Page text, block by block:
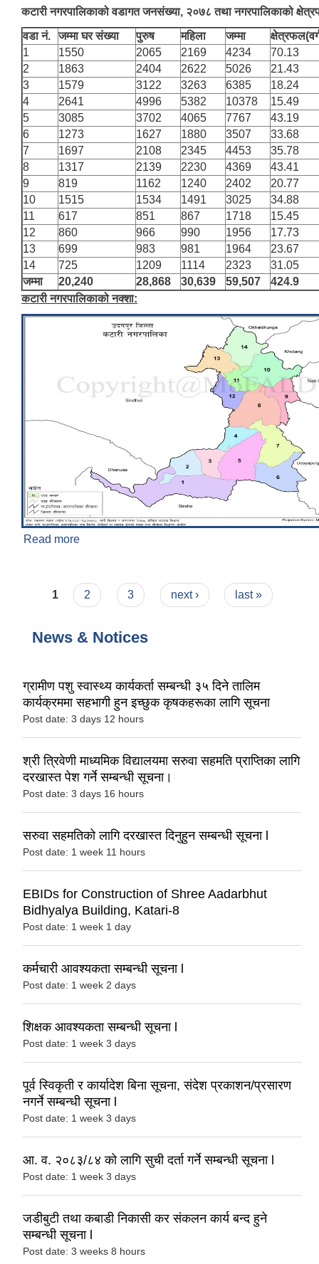
कटारी नगरपालिकाको वडागत जनसंख्या, २०७८ तथा नगरपालिकाको
वडा नं.
जम्मा घर संख्या पुरुष महिला जम्मा
1
1550 2065 2169 4234
70.13
2
1863 2404 2622 5026
21.43
3
1579 3122 3263 6385
18.24
4
2641 4996 5382 10378
15.49
5
3085 3702 4065 7767
43.19
6
1273 1627 1880 3507
33.68
7
1697 2108 2345 4453
35.78
8
1317 2139 2230 4369
43.41
9
819 1162 1240 2402
20.77
10
1515 1534 1491 3025
34.88
11
617 851 867 1718
15.45
12
860 966 990 1956
17.73
13
699 983 981 1964
23.67
14
725 1209 1114 2323
31.05
जम्मा
20,240 28,868 30,639 59,507
424.9
कटारी नगरपालिकाको नक्शा:
Read more
Pages
1 2 3 next › last »
News & Notices
ग्रामीण पशु स्वास्थ्य कार्यकर्ता सम्बन्धी ३५ दिने तालिम
कार्यक्रममा सहभागी हुन इच्छुक कृषकहरूका लागि सूचना
Post date: 3 days 12 hours
श्री त्रिवेणी माध्यमिक विद्यालयमा सरुवा सहमति प्राप्तिका लागि
दरखास्त पेश गर्ने सम्बन्धी सूचना।
Post date: 3 days 16 hours
सरुवा सहमतिको लागि दरखास्त दिनुहुन सम्बन्धी सूचना l
Post date: 1 week 11 hours
EBIDs for Construction of Shree Aadarbhut
Bidhyalya Building, Katari-8
Post date: 1 week 1 day
कर्मचारी आवश्यकता सम्बन्धी सूचना l
Post date: 1 week 2 days
शिक्षक आवश्यकता सम्बन्धी सूचना l
Post date: 1 week 3 days
पूर्व स्विकृती र कार्यादेश बिना सूचना, संदेश प्रकाशन/प्रसारण
नगर्ने सम्बन्धी सूचना l
Post date: 1 week 3 days
आ. व. २०८३/८४ को लागि सुची दर्ता गर्ने सम्बन्धी सूचना l
Post date: 1 week 3 days
जडीबुटी तथा कबाडी निकासी कर संकलन कार्य बन्द हुने
सम्बन्धी सूचना l
Post date: 3 weeks 8 hours